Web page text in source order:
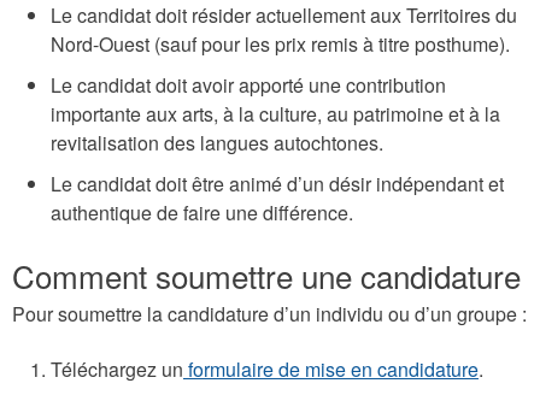
Le candidat doit résider actuellement aux Territoires du
Nord-Ouest (sauf pour les prix remis à titre posthume).
Le candidat doit avoir apporté une contribution
importante aux arts, à la culture, au patrimoine et à la
revitalisation des langues autochtones.
Le candidat doit être animé d’un désir indépendant et
authentique de faire une différence.
Comment soumettre une candidature
Pour soumettre la candidature d’un individu ou d’un groupe :
Téléchargez un formulaire de mise en candidature.